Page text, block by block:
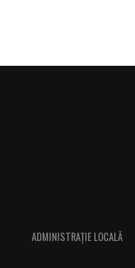
ADMINISTRAȚIE LOCALĂ